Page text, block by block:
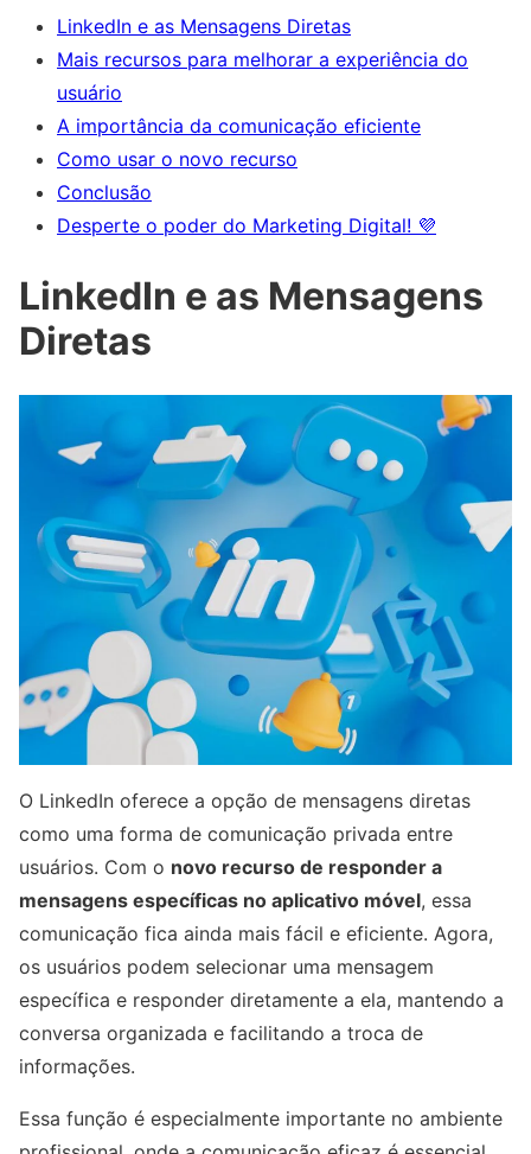
LinkedIn e as Mensagens Diretas
Mais recursos para melhorar a experiência do
usuário
A importância da comunicação eficiente
Como usar o novo recurso
Conclusão
Desperte o poder do Marketing Digital! 💜
LinkedIn e as Mensagens
Diretas
O LinkedIn oferece a opção de mensagens diretas
como uma forma de comunicação privada entre
usuários. Com o novo recurso de responder a
mensagens específicas no aplicativo móvel, essa
comunicação fica ainda mais fácil e eficiente. Agora,
os usuários podem selecionar uma mensagem
específica e responder diretamente a ela, mantendo a
conversa organizada e facilitando a troca de
informações.
Essa função é especialmente importante no ambiente